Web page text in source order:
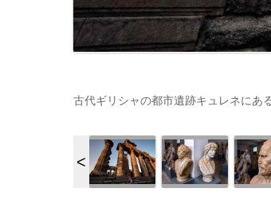
古代ギリシャの都市遺跡キュレネにあ